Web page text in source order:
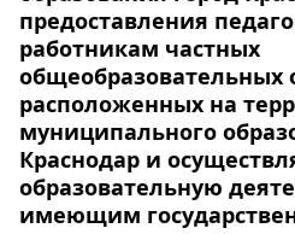
предоставления
работникам частных
общеобразовательных
расположенных на
муниципального
Краснодар и
образовательную
имеющим